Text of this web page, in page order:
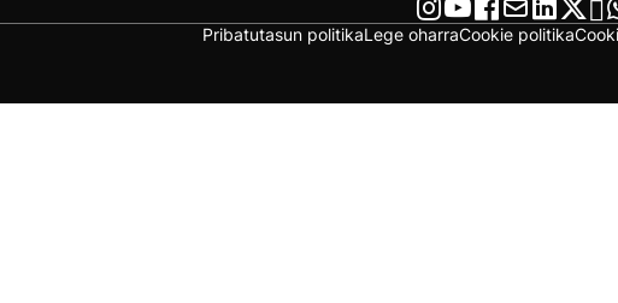
Pribatutasun politikaLege oharraCookie politika